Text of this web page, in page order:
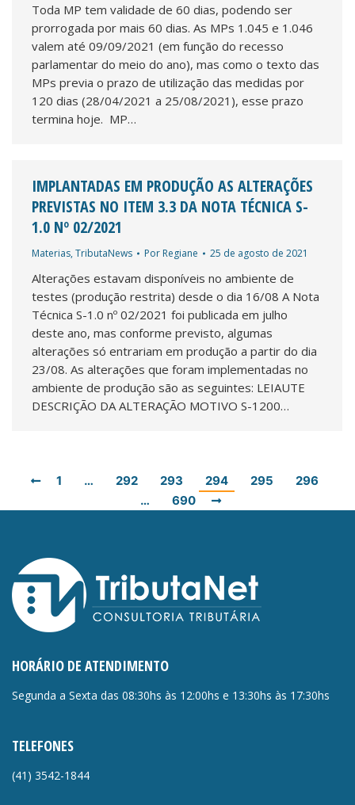
Toda MP tem validade de 60 dias, podendo ser
prorrogada por mais 60 dias. As MPs 1.045 e 1.046
valem até 09/09/2021 (em função do recesso
parlamentar do meio do ano), mas como o texto das
MPs previa o prazo de utilização das medidas por
120 dias (28/04/2021 a 25/08/2021), esse prazo
termina hoje. MP…
IMPLANTADAS EM PRODUÇÃO AS ALTERAÇÕES
PREVISTAS NO ITEM 3.3 DA NOTA TÉCNICA S-
1.0 Nº 02/2021
Materias,TributaNews Por Regiane 25 de agosto de 2021
Alterações estavam disponíveis no ambiente de
testes (produção restrita) desde o dia 16/08 A Nota
Técnica S-1.0 nº 02/2021 foi publicada em julho
deste ano, mas conforme previsto, algumas
alterações só entrariam em produção a partir do dia
23/08. As alterações que foram implementadas no
ambiente de produção são as seguintes: LEIAUTE
DESCRIÇÃO DA ALTERAÇÃO MOTIVO S-1200…
1 … 292 293 294 295
296
…
690
HORÁRIO DE ATENDIMENTO
Segunda a Sexta das 08:30hs às 12:00hs e 13:30hs às 17:30hs
TELEFONES
(41) 3542-1844